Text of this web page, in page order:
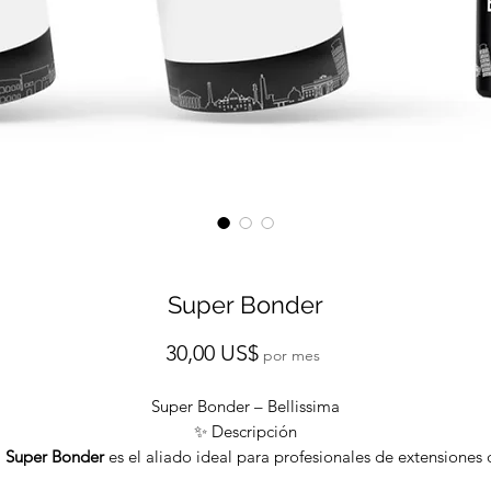
Super Bonder
30,00 US$Precio
por mes
Super Bonder – Bellissima
✨ Descripción
Super Bonderes el aliado ideal para profesionales de extensiones